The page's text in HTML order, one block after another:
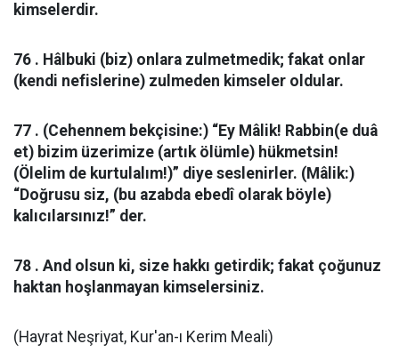
kimselerdir.
76 . Hâlbuki (biz) onlara zulmetmedik; fakat onlar
(kendi nefislerine) zulmeden kimseler oldular.
77 . (Cehennem bekçisine:) “Ey Mâlik! Rabbin(e duâ
et) bizim üzerimize (artık ölümle) hükmetsin!
(Ölelim de kurtulalım!)” diye seslenirler. (Mâlik:)
“Doğrusu siz, (bu azabda ebedî olarak böyle)
kalıcılarsınız!” der.
78 . And olsun ki, size hakkı getirdik; fakat çoğunuz
haktan hoşlanmayan kimselersiniz.
(Hayrat Neşriyat, Kur'an-ı Kerim Meali)